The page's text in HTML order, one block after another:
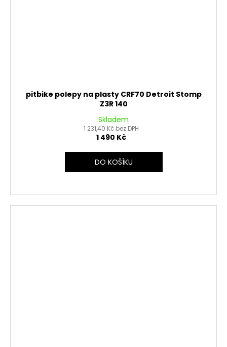
pitbike polepy na plasty CRF70 Detroit Stomp
Z3R 140
Skladem
1 231,40 Kč bez DPH
1 490 Kč
DO KOŠÍKU